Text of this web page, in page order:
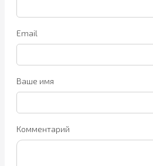
Email
Ваше имя
Комментарий